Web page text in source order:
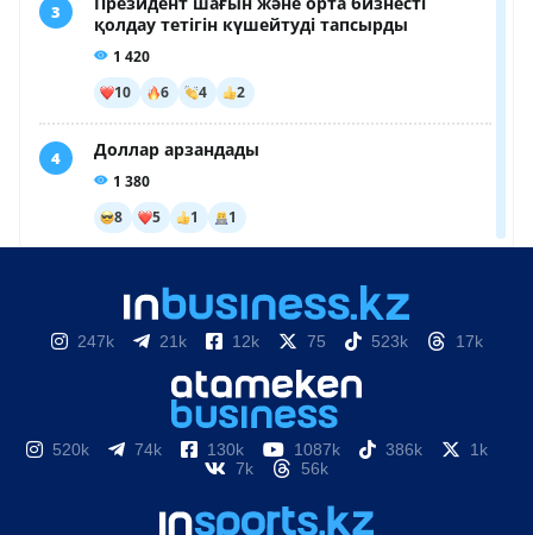
247k 21k 12k 75 523k 17k
520k 74k 130k 1087k 386k
1k
7k
56k